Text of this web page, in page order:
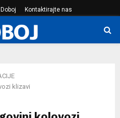
Kontaktirajte nas
klizavi